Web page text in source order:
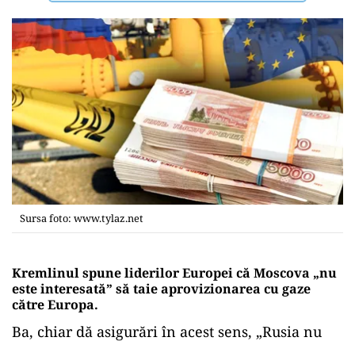
Sursa foto: www.tylaz.net
Kremlinul spune liderilor Europei că Moscova „nu
este interesată” să taie aprovizionarea cu gaze
către Europa.
Ba, chiar dă asigurări în acest sens, „Rusia nu